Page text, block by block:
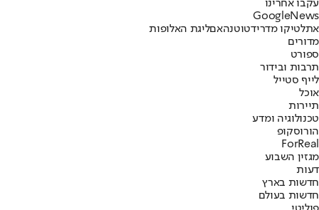
עקבו אחרינו
Googl eNews
אתלטיקו מדרידטוטנהאםליגת האלופות
מדורים
ספורט
תרבות ובידור
לייף סטייל
אוכל
תיירות
טכנולוגיה ומדע
הורוסקופ
ForReal
מגזין השבוע
דעות
חדשות בארץ
חדשות בעולם